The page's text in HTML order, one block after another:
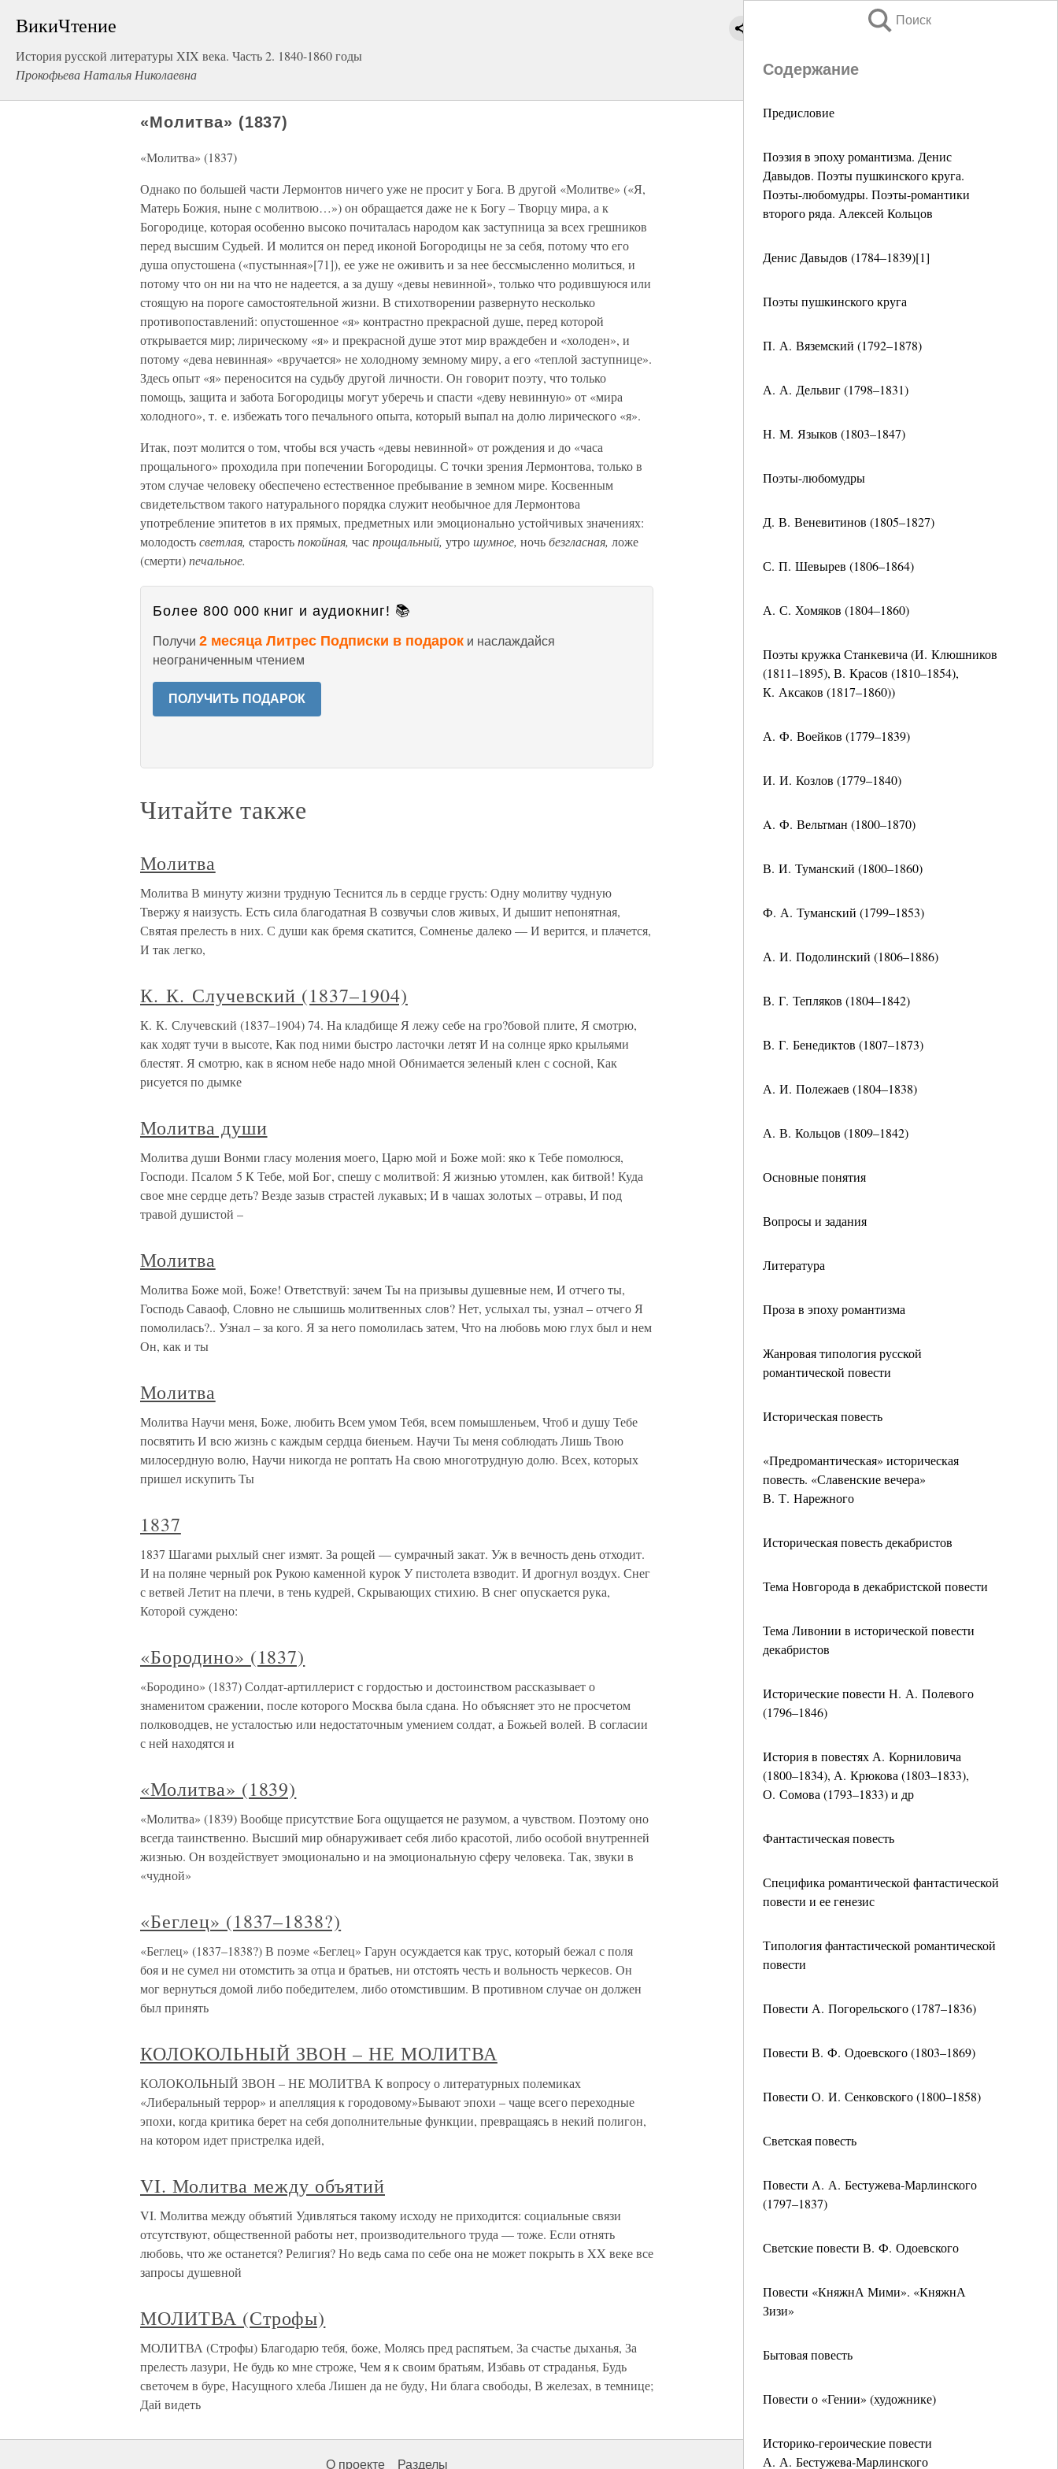
ВикиЧтение
История русской литературы XIX века. Часть 2. 1840-1860 годы
Прокофьева Наталья Николаевна
Поиск
Содержание
Предисловие
Поэзия в эпоху романтизма. Денис
Давыдов. Поэты пушкинского круга.
Поэты-любомудры. Поэты-романтики
второго ряда. Алексей Кольцов
Денис Давыдов (1784–1839)[1]
Поэты пушкинского круга
П. А. Вяземский (1792–1878)
А. А. Дельвиг (1798–1831)
Н. М. Языков (1803–1847)
Поэты-любомудры
Д. В. Веневитинов (1805–1827)
С. П. Шевырев (1806–1864)
А. С. Хомяков (1804–1860)
Поэты кружка Станкевича (И. Клюшников
(1811–1895), В. Красов (1810–1854),
К. Аксаков (1817–1860))
А. Ф. Воейков (1779–1839)
И. И. Козлов (1779–1840)
A. Ф. Вельтман (1800–1870)
В. И. Туманский (1800–1860)
Ф. А. Туманский (1799–1853)
А. И. Подолинский (1806–1886)
В. Г. Тепляков (1804–1842)
В. Г. Бенедиктов (1807–1873)
А. И. Полежаев (1804–1838)
А. В. Кольцов (1809–1842)
Основные понятия
Вопросы и задания
Литература
Проза в эпоху романтизма
Жанровая типология русской
романтической повести
Историческая повесть
«Предромантическая» историческая
повесть. «Славенские вечера»
В. Т. Нарежного
Историческая повесть декабристов
Тема Новгорода в декабристской повести
Тема Ливонии в исторической повести
декабристов
Исторические повести Н. А. Полевого
(1796–1846)
История в повестях А. Корниловича
(1800–1834), А. Крюкова (1803–1833),
О. Сомова (1793–1833) и др
Фантастическая повесть
Специфика романтической фантастической
повести и ее генезис
Типология фантастической романтической
повести
Повести А. Погорельского (1787–1836)
Повести В. Ф. Одоевского (1803–1869)
Повести О. И. Сенковского (1800–1858)
Светская повесть
Повести А. А. Бестужева-Марлинского
(1797–1837)
Светские повести В. Ф. Одоевского
Повести «КняжнА Мими». «КняжнА
Зизи»
Бытовая повесть
Повести о «Гении» (художнике)
Историко-героические повести
А. А. Бестужева-Марлинского
«Молитва» (1837)
«Молитва» (1837)
Однако по большей части Лермонтов ничего уже не просит у Бога. В другой «Молитве» («Я,
Матерь Божия, ныне с молитвою…») он обращается даже не к Богу – Творцу мира, а к
Богородице, которая особенно высоко почиталась народом как заступница за всех грешников
перед высшим Судьей. И молится он перед иконой Богородицы не за себя, потому что его
душа опустошена («пустынная»[71]), ее уже не оживить и за нее бессмысленно молиться, и
потому что он ни на что не надеется, а за душу «девы невинной», только что родившуюся или
стоящую на пороге самостоятельной жизни. В стихотворении развернуто несколько
противопоставлений: опустошенное «я» контрастно прекрасной душе, перед которой
открывается мир; лирическому «я» и прекрасной душе этот мир враждебен и «холоден», и
потому «дева невинная» «вручается» не холодному земному миру, а его «теплой заступнице».
Здесь опыт «я» переносится на судьбу другой личности. Он говорит поэту, что только
помощь, защита и забота Богородицы могут уберечь и спасти «деву невинную» от «мира
холодного», т. е. избежать того печального опыта, который выпал на долю лирического «я».
Итак, поэт молится о том, чтобы вся участь «девы невинной» от рождения и до «часа
прощального» проходила при попечении Богородицы. С точки зрения Лермонтова, только в
этом случае человеку обеспечено естественное пребывание в земном мире. Косвенным
свидетельством такого натурального порядка служит необычное для Лермонтова
употребление эпитетов в их прямых, предметных или эмоционально устойчивых значениях:
молодостьсветлая, старостьпокойная, часпрощальный, утрошумное, ночьбезгласная, ложе
(смерти)печальное.
Более 800 000 книг и аудиокниг! 📚
Получи 2 месяца Литрес Подписки в подарок и наслаждайся
неограниченным чтением
ПОЛУЧИТЬ ПОДАРОК
Читайте также
Молитва
Молитва В минуту жизни трудную Теснится ль в сердце грусть: Одну молитву чудную
Твержу я наизусть. Есть сила благодатная В созвучьи слов живых, И дышит непонятная,
Святая прелесть в них. С души как бремя скатится, Сомненье далеко — И верится, и плачется,
И так легко,
К. К. Случевский (1837–1904)
К. К. Случевский (1837–1904) 74. На кладбище Я лежу себе на гро?бовой плите, Я смотрю,
как ходят тучи в высоте, Как под ними быстро ласточки летят И на солнце ярко крыльями
блестят. Я смотрю, как в ясном небе надо мной Обнимается зеленый клен с сосной, Как
рисуется по дымке
Молитва души
Молитва души Вонми гласу моления моего, Царю мой и Боже мой: яко к Тебе помолюся,
Господи. Псалом 5 К Тебе, мой Бог, спешу с молитвой: Я жизнью утомлен, как битвой! Куда
свое мне сердце деть? Везде зазыв страстей лукавых; И в чашах золотых – отравы, И под
травой душистой –
Молитва
Молитва Боже мой, Боже! Ответствуй: зачем Ты на призывы душевные нем, И отчего ты,
Господь Саваоф, Словно не слышишь молитвенных слов? Нет, услыхал ты, узнал – отчего Я
помолилась?.. Узнал – за кого. Я за него помолилась затем, Что на любовь мою глух был и нем
Он, как и ты
Молитва
Молитва Научи меня, Боже, любить Всем умом Тебя, всем помышленьем, Чтоб и душу Тебе
посвятить И всю жизнь с каждым сердца биеньем. Научи Ты меня соблюдать Лишь Твою
милосердную волю, Научи никогда не роптать На свою многотрудную долю. Всех, которых
пришел искупить Ты
1837
1837 Шагами рыхлый снег измят. За рощей — сумрачный закат. Уж в вечность день отходит.
И на поляне черный рок Рукою каменной курок У пистолета взводит. И дрогнул воздух. Снег
с ветвей Летит на плечи, в тень кудрей, Скрывающих стихию. В снег опускается рука,
Которой суждено:
«Бородино» (1837)
«Бородино» (1837) Солдат-артиллерист с гордостью и достоинством рассказывает о
знаменитом сражении, после которого Москва была сдана. Но объясняет это не просчетом
полководцев, не усталостью или недостаточным умением солдат, а Божьей волей. В согласии
с ней находятся и
«Молитва» (1839)
«Молитва» (1839) Вообще присутствие Бога ощущается не разумом, а чувством. Поэтому оно
всегда таинственно. Высший мир обнаруживает себя либо красотой, либо особой внутренней
жизнью. Он воздействует эмоционально и на эмоциональную сферу человека. Так, звуки в
«чудной»
«Беглец» (1837–1838?)
«Беглец» (1837–1838?) В поэме «Беглец» Гарун осуждается как трус, который бежал с поля
боя и не сумел ни отомстить за отца и братьев, ни отстоять честь и вольность черкесов. Он
мог вернуться домой либо победителем, либо отомстившим. В противном случае он должен
был принять
КОЛОКОЛЬНЫЙ ЗВОН – НЕ МОЛИТВА
КОЛОКОЛЬНЫЙ ЗВОН – НЕ МОЛИТВА К вопросу о литературных полемиках
«Либеральный террор» и апелляция к городовому»Бывают эпохи – чаще всего переходные
эпохи, когда критика берет на себя дополнительные функции, превращаясь в некий полигон,
на котором идет пристрелка идей,
VI. Молитва между объятий
VI. Молитва между объятий Удивляться такому исходу не приходится: социальные связи
отсутствуют, общественной работы нет, производительного труда — тоже. Если отнять
любовь, что же останется? Религия? Но ведь сама по себе она не может покрыть в XX веке все
запросы душевной
МОЛИТВА (Строфы)
МОЛИТВА (Строфы) Благодарю тебя, боже, Молясь пред распятьем, За счастье дыханья, За
прелесть лазури, Не будь ко мне строже, Чем я к своим братьям, Избавь от страданья, Будь
светочем в буре, Насущного хлеба Лишен да не буду, Ни блага свободы, В железах, в темнице;
Дай видеть
О проекте Разделы